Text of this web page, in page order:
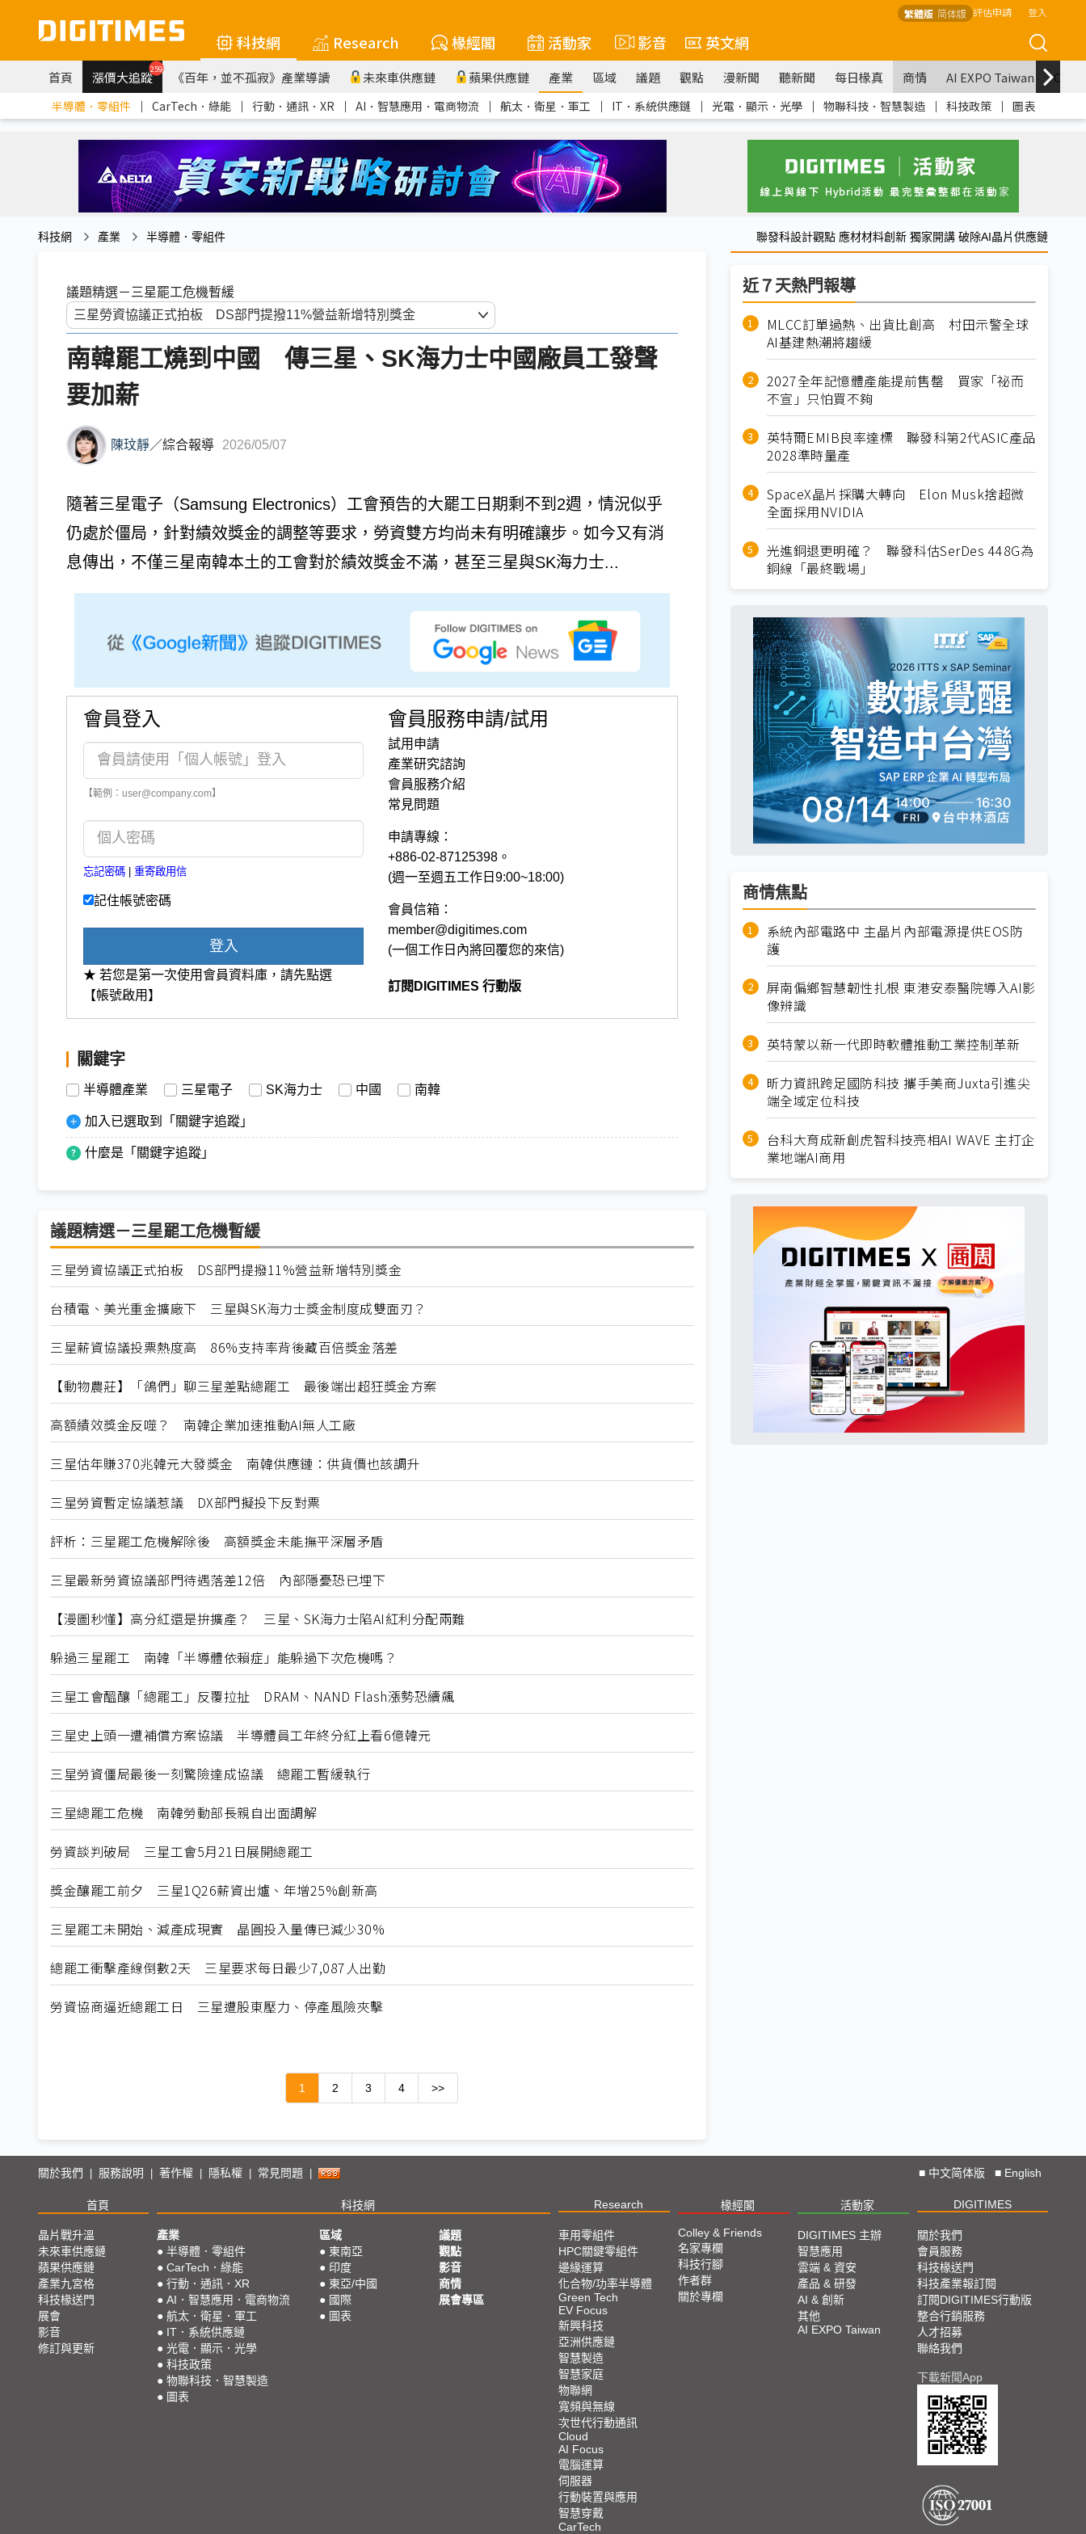
繁體版 简体版 評估申請 登入
科技網 Research 椽經閣 活動家 影音 英文網
首頁 漲價大追蹤259 《百年，並不孤寂》產業導讀 未來車供應鏈 蘋果供應鏈 產業 區域 議題 觀點 漫新聞 聽新聞 每日椽真 商情 AI EXPO Taiwan
半導體．零組件 ｜ CarTech．綠能 ｜ 行動．通訊．XR ｜ AI．智慧應用．電商物流 ｜ 航太．衛星．軍工 ｜ IT．系統供應鏈 ｜ 光電．顯示．光學 ｜ 物聯科技．智慧製造 ｜ 科技政策 ｜ 圖表
科技網 產業 半導體．零組件 聯發科設計觀點 應材材料創新 獨家開講 破除AI晶片供應鏈
議題精選－三星罷工危機暫緩
南韓罷工燒到中國 傳三星、SK海力士中國廠員工發聲
要加薪
陳玟靜／綜合報導 2026/05/07
隨著三星電子（Samsung Electronics）工會預告的大罷工日期剩不到2週，情況似乎
仍處於僵局，針對績效獎金的調整等要求，勞資雙方均尚未有明確讓步。如今又有消
息傳出，不僅三星南韓本土的工會對於績效獎金不滿，甚至三星與SK海力士...
會員登入
【範例：user@company.com】
忘記密碼 重寄啟用信
記住帳號密碼
登入
★ 若您是第一次使用會員資料庫，請先點選
【帳號啟用】
會員服務申請/試用
試用申請
產業研究諮詢
會員服務介紹
常見問題
申請專線：
+886-02-87125398。
(週一至週五工作日9:00~18:00)
會員信箱：
member@digitimes.com
(一個工作日內將回覆您的來信)
訂閱DIGITIMES 行動版
關鍵字
半導體產業 三星電子 SK海力士 中國 南韓
加入已選取到「關鍵字追蹤」
什麼是「關鍵字追蹤」
議題精選－三星罷工危機暫緩
三星勞資協議正式拍板 DS部門提撥11%營益新增特別獎金
台積電、美光重金擴廠下 三星與SK海力士獎金制度成雙面刃？
三星薪資協議投票熱度高 86%支持率背後藏百倍獎金落差
【動物農莊】「鴿們」聊三星差點總罷工 最後端出超狂獎金方案
高額績效獎金反噬？ 南韓企業加速推動AI無人工廠
三星估年賺370兆韓元大發獎金 南韓供應鏈：供貨價也該調升
三星勞資暫定協議惹議 DX部門擬投下反對票
評析：三星罷工危機解除後 高額獎金未能撫平深層矛盾
三星最新勞資協議部門待遇落差12倍 內部隱憂恐已埋下
【漫圖秒懂】高分紅還是拚擴產？ 三星、SK海力士陷AI紅利分配兩難
躲過三星罷工 南韓「半導體依賴症」能躲過下次危機嗎？
三星工會醞釀「總罷工」反覆拉扯 DRAM、NAND Flash漲勢恐續飆
三星史上頭一遭補償方案協議 半導體員工年終分紅上看6億韓元
三星勞資僵局最後一刻驚險達成協議 總罷工暫緩執行
三星總罷工危機 南韓勞動部長親自出面調解
勞資談判破局 三星工會5月21日展開總罷工
獎金釀罷工前夕 三星1Q26薪資出爐、年增25%創新高
三星罷工未開始、減產成現實 晶圓投入量傳已減少30%
總罷工衝擊產線倒數2天 三星要求每日最少7,087人出勤
勞資協商逼近總罷工日 三星遭股東壓力、停產風險夾擊
1 2 3 4 >>
近７天熱門報導
MLCC訂單過熱、出貨比創高 村田示警全球
AI基建熱潮將趨緩
2027全年記憶體產能提前售罄 買家「祕而
不宣」只怕買不夠
英特爾EMIB良率達標 聯發科第2代ASIC產品
2028準時量產
SpaceX晶片採購大轉向 Elon Musk捨超微
全面採用NVIDIA
光進銅退更明確？ 聯發科估SerDes 448G為
銅線「最終戰場」
商情焦點
系統內部電路中 主晶片內部電源提供EOS防
護
屏南偏鄉智慧韌性扎根 東港安泰醫院導入AI影
像辨識
英特蒙以新一代即時軟體推動工業控制革新
昕力資訊跨足國防科技 攜手美商Juxta引進尖
端全域定位科技
台科大育成新創虎智科技亮相AI WAVE 主打企
業地端AI商用
關於我們 服務說明 著作權 隱私權 常見問題 ■ 中文简体版 ■ English
首頁 科技網 Research 椽經閣 活動家 DIGITIMES
晶片戰升溫
未來車供應鏈
蘋果供應鏈
產業九宮格
科技椽送門
展會
影音
修訂與更新
產業
● 半導體．零組件
● CarTech．綠能
● 行動．通訊．XR
● AI．智慧應用．電商物流
● 航太．衛星．軍工
● IT．系統供應鏈
● 光電．顯示．光學
● 科技政策
● 物聯科技．智慧製造
● 圖表
區域
● 東南亞
● 印度
● 東亞/中國
● 國際
● 圖表
議題
觀點
影音
商情
展會專區
車用零組件
HPC關鍵零組件
邊緣運算
化合物/功率半導體
Green Tech
EV Focus
新興科技
亞洲供應鏈
智慧製造
智慧家庭
物聯網
寬頻與無線
次世代行動通訊
Cloud
AI Focus
電腦運算
伺服器
行動裝置與應用
智慧穿戴
CarTech
Colley & Friends
名家專欄
科技行腳
作者群
關於專欄
DIGITIMES 主辦
智慧應用
雲端 & 資安
產品 & 研發
AI & 創新
其他
AI EXPO Taiwan
關於我們
會員服務
科技椽送門
科技產業報訂閱
訂閱DIGITIMES行動版
整合行銷服務
人才招募
聯絡我們
下載新聞App